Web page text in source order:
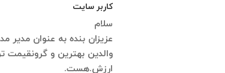
کاربر سایت
سلام
عزیزان بنده به عنوان
والدین بهترین و گرونقیمت
ارزش.هست.